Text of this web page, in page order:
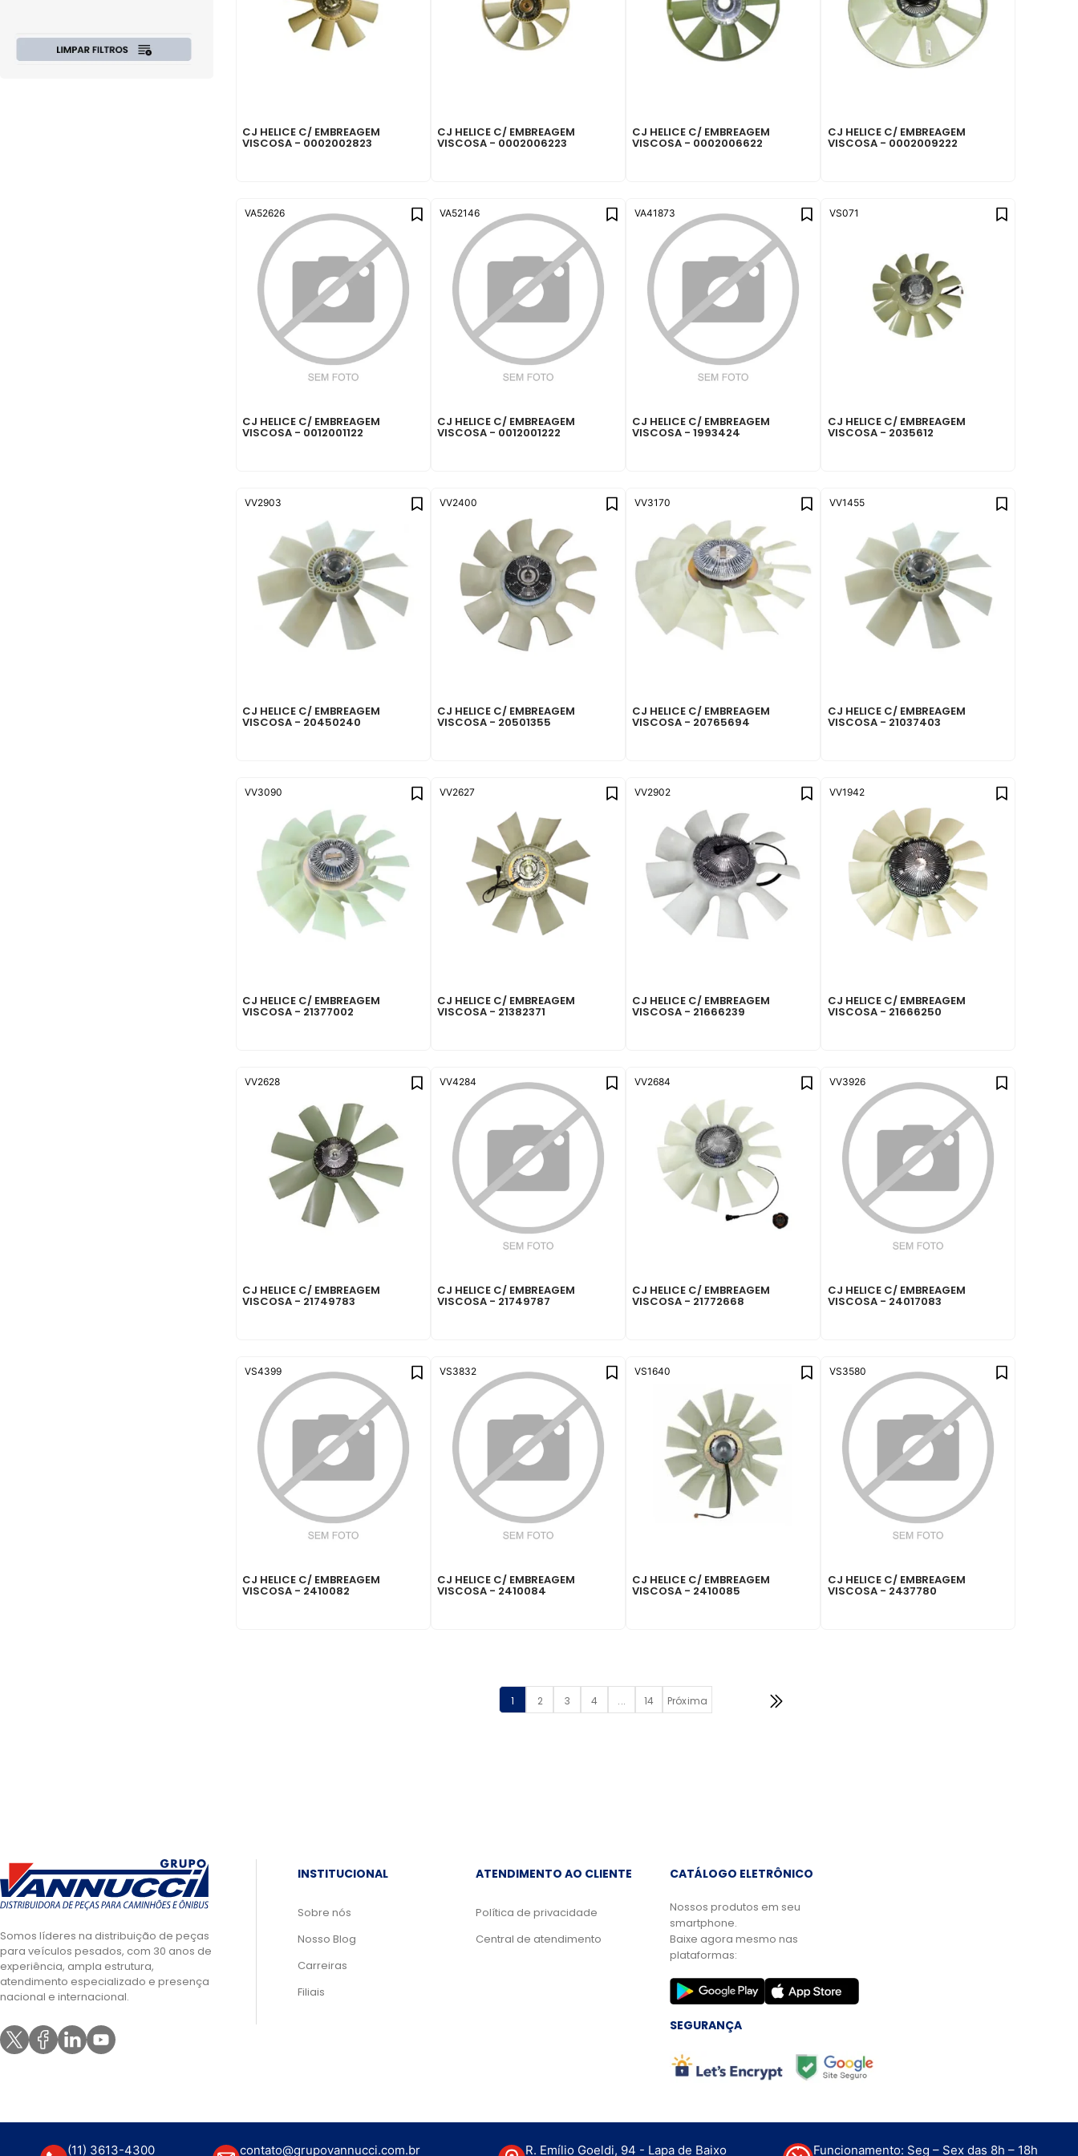
CJ HELICE C/ EMBREAGEM
VISCOSA - 0002002823
CJ HELICE C/ EMBREAGEM
VISCOSA - 0002006223
CJ HELICE C/ EMBREAGEM
VISCOSA - 0002006622
CJ HELICE C/ EMBREAGEM
VISCOSA - 0002009222
CJ HELICE C/ EMBREAGEM
VISCOSA - 0012001122
VA52626
CJ HELICE C/ EMBREAGEM
VISCOSA - 0012001222
VA52146
CJ HELICE C/ EMBREAGEM
VISCOSA - 1993424
VA41873
CJ HELICE C/ EMBREAGEM
VISCOSA - 2035612
VS071
CJ HELICE C/ EMBREAGEM
VISCOSA - 20450240
VV2903
CJ HELICE C/ EMBREAGEM
VISCOSA - 20501355
VV2400
CJ HELICE C/ EMBREAGEM
VISCOSA - 20765694
VV3170
CJ HELICE C/ EMBREAGEM
VISCOSA - 21037403
VV1455
CJ HELICE C/ EMBREAGEM
VISCOSA - 21377002
VV3090
CJ HELICE C/ EMBREAGEM
VISCOSA - 21382371
VV2627
CJ HELICE C/ EMBREAGEM
VISCOSA - 21666239
VV2902
CJ HELICE C/ EMBREAGEM
VISCOSA - 21666250
VV1942
CJ HELICE C/ EMBREAGEM
VISCOSA - 21749783
VV2628
CJ HELICE C/ EMBREAGEM
VISCOSA - 21749787
VV4284
CJ HELICE C/ EMBREAGEM
VISCOSA - 21772668
VV2684
CJ HELICE C/ EMBREAGEM
VISCOSA - 24017083
VV3926
CJ HELICE C/ EMBREAGEM
VISCOSA - 2410082
VS4399
CJ HELICE C/ EMBREAGEM
VISCOSA - 2410084
VS3832
CJ HELICE C/ EMBREAGEM
VISCOSA - 2410085
VS1640
CJ HELICE C/ EMBREAGEM
VISCOSA - 2437780
VS3580
1 2 3 4 ... 14 Próxima
Somos líderes na distribuição de peças
para veículos pesados, com 30 anos de
experiência, ampla estrutura,
atendimento especializado e presença
nacional e internacional.
INSTITUCIONAL
Sobre nós
Nosso Blog
Carreiras
Filiais
ATENDIMENTO AO CLIENTE
Política de privacidade
Central de atendimento
CATÁLOGO ELETRÔNICO
Nossos produtos em seu
smartphone.
Baixe agora mesmo nas
plataformas:
SEGURANÇA
(11) 3613-4300 contato@grupovannucci.com.br R. Emílio Goeldi, 94 - Lapa de Baixo Funcionamento: Seg – Sex das 8h – 18h